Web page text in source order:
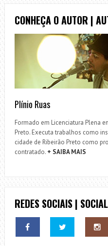
CONHEÇA O AUTOR |
Plínio Ruas
Formado em Licenciatura Plena
Preto. Executa trabalhos como
cidade de Ribeirão Preto como
contratado. + SAIBA MAIS
REDES SOCIAIS |